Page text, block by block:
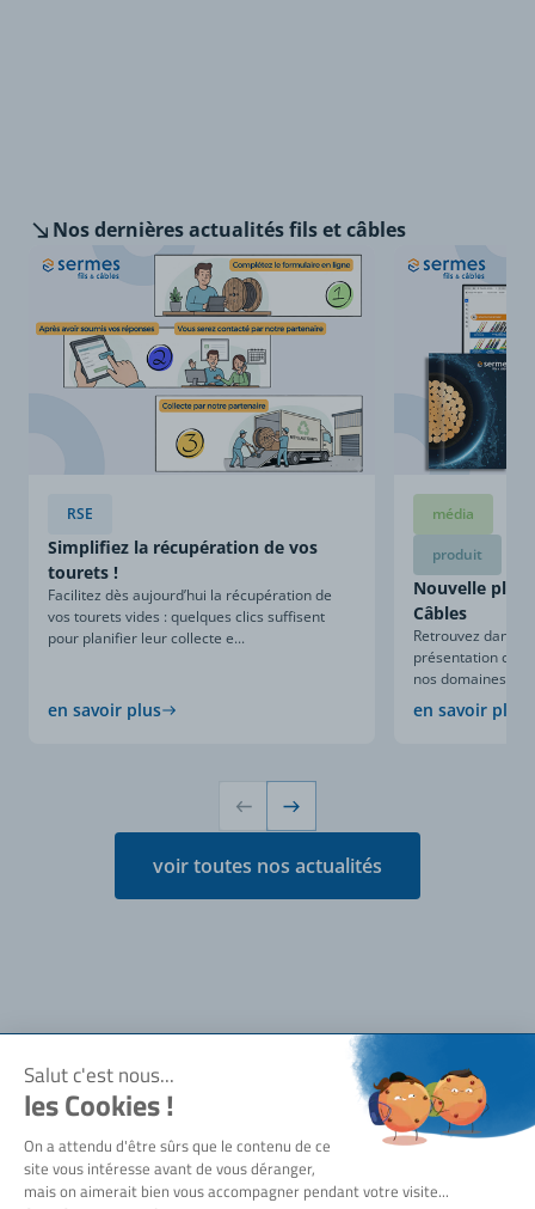
Nos dernièresactualités fils et câbles
RSE
Simplifiez la récupération de vos
tourets !
Facilitez dès aujourd’hui la récupération de
vos tourets vides : quelques clics suffisent
pour planifier leur collecte e...
en savoir plus
média
produit
Nouvelle
Câbles
Retrouvez dans
présentation
nos domaines
en savoir plus
voir toutes nos actualités
Notre société
Qui sommes-nous ?
Actualités
Besoin d'aide ?